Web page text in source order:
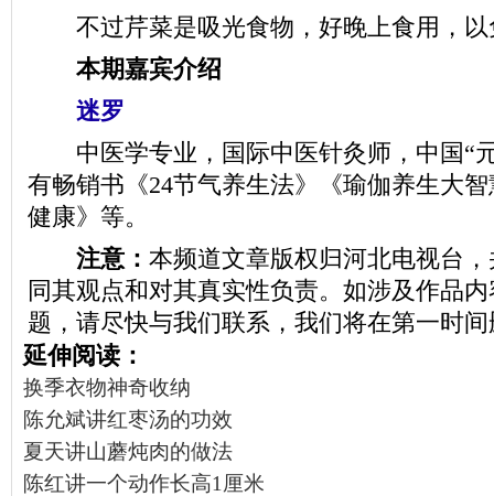
不过芹菜是吸光食物，好晚上食用，以
本期嘉宾介绍
迷罗
中医学专业，国际中医针灸师，中国“
有畅销书《24节气养生法》《瑜伽养生大
健康》等。
注意： 本频道文章版权归河北电视台
同其观点和对其真实性负责。如涉及作品
题，请尽快与我们联系，我们将在第一时
延伸阅读：
换季衣物神奇收纳
陈允斌讲红枣汤的功效
夏天讲山蘑炖肉的做法
陈红讲一个动作长高1厘米